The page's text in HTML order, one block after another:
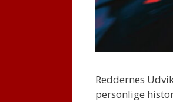
Reddernes
personlige